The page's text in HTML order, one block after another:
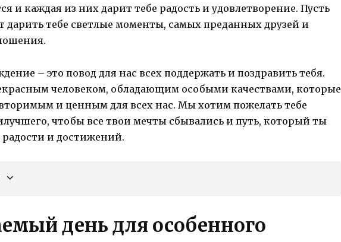
и каждая из них дарит тебе радость и удовлетворение. Пусть
дарить тебе светлые моменты, самых преданных друзей и
– это повод для нас всех поддержать и поздравить тебя.
человеком, обладающим особыми качествами, которые
и ценным для всех нас. Мы хотим пожелать тебе
чтобы все твои мечты сбывались и путь, который ты
и достижений.
день для особенного